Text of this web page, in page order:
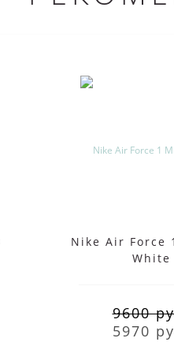
Nike Air Force
White
9600
5970